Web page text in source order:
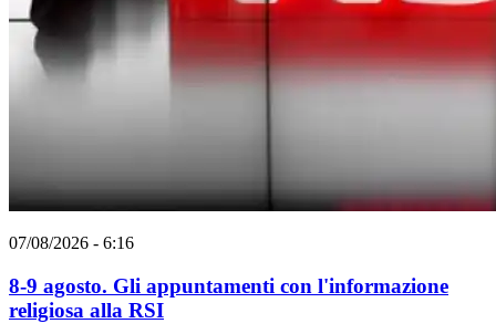
07/08/2026 - 6:16
8-9 agosto. Gli appuntamenti con l'informazione
religiosa alla RSI